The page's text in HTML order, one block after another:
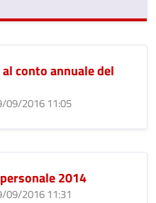
conto annuale del
09/2016 11:05
2014
09/2016 11:31